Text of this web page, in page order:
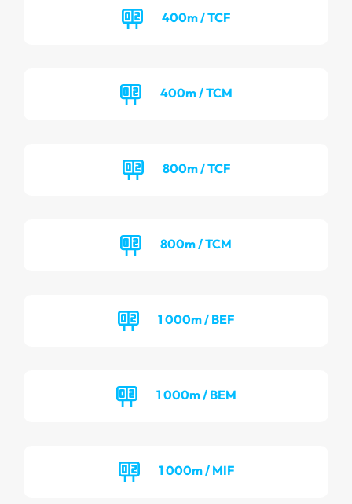
400m / TCF
400m / TCM
800m / TCF
800m / TCM
1 000m / BEF
1 000m / BEM
1 000m / MIF